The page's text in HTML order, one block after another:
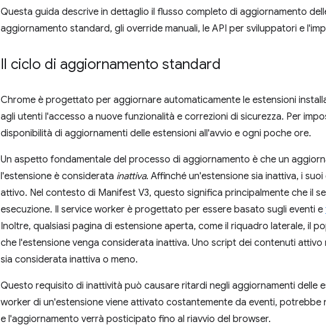
Questa guida descrive in dettaglio il flusso completo di aggiornamento
aggiornamento standard, gli override manuali, le API per sviluppatori e
Il ciclo di aggiornamento standard
Chrome è progettato per aggiornare automaticamente le estensioni
agli utenti l'accesso a nuove funzionalità e correzioni di sicurezza. Per
disponibilità di aggiornamenti delle estensioni all'avvio e ogni poche ore.
Un aspetto fondamentale del processo di aggiornamento è che un
l'estensione è considerata inattiva. Affinché un'estensione sia inattiva, i
attivo. Nel contesto di Manifest V3, questo significa principalmente che il
esecuzione. Il service worker è progettato per essere basato sugli eventi e
Inoltre, qualsiasi pagina di estensione aperta, come il riquadro laterale, il
che l'estensione venga considerata inattiva. Uno script dei contenuti
sia considerata inattiva o meno.
Questo requisito di inattività può causare ritardi negli aggiornamenti delle
worker di un'estensione viene attivato costantemente da eventi,
e l'aggiornamento verrà posticipato fino al riavvio del browser.